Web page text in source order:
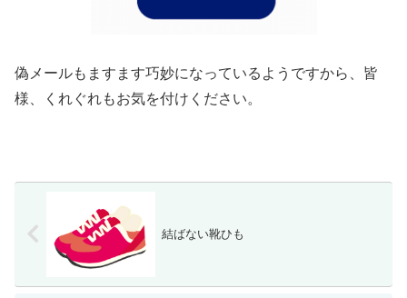
偽メールもますます巧妙になっているようですから、皆
様、くれぐれもお気を付けください。
結ばない靴ひも